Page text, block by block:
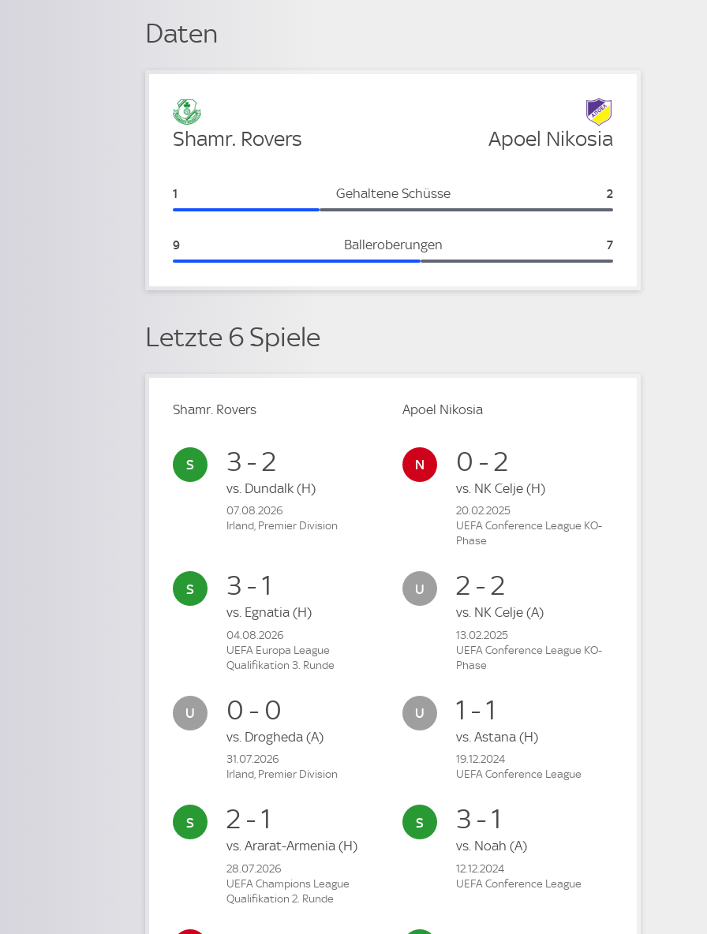
Daten
Verteidigung
Shamr. Rovers Apoel Nikosia
Gehaltene Schüsse
Shamr. Rovers:
1 Apoel Nikosia:
2
Balleroberungen
Shamr. Rovers:
9 Apoel Nikosia:
7
Letzte 6 Spiele
Shamr. Rovers
3 - 2
vs. Dundalk (H)
07.08.2026
Irland, Premier Division
3 - 1
vs. Egnatia (H)
04.08.2026
UEFA Europa League
Qualifikation 3. Runde
0 - 0
vs. Drogheda (A)
31.07.2026
Irland, Premier Division
2 - 1
vs. Ararat-Armenia (H)
28.07.2026
UEFA Champions League
Qualifikation 2. Runde
Apoel Nikosia
0 - 2
vs. NK Celje (H)
20.02.2025
UEFA Conference League KO-
Phase
2 - 2
vs. NK Celje (A)
13.02.2025
UEFA Conference League KO-
Phase
1 - 1
vs. Astana (H)
19.12.2024
UEFA Conference League
3 - 1
vs. Noah (A)
12.12.2024
UEFA Conference League